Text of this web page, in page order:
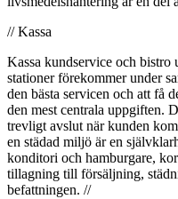
// Kassa
Kassa kundservice och bistro
stationer förekommer under
den bästa servicen och att få
den mest centrala uppgiften.
trevligt avslut när kunden
en städad miljö är en
konditori och hamburgare,
tillagning till försäljning,
befattningen. //